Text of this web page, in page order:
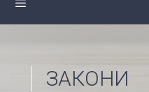
ЗАКОНИ